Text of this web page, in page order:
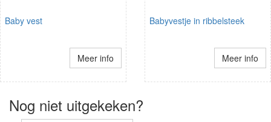
Baby vest
Meer info
Babyvestje in ribbelsteek
Meer info
Nog niet uitgekeken?